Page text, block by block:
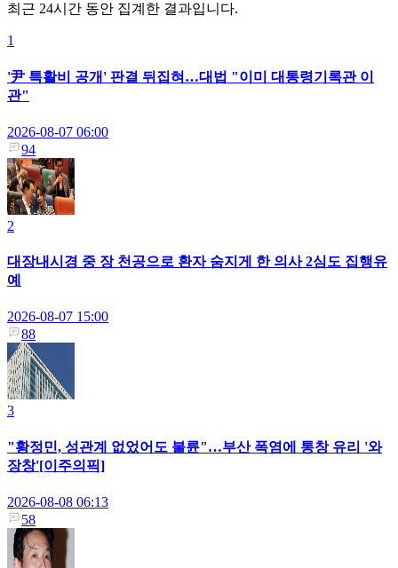
최근 24시간 동안 집계한 결과입니다.
1
'尹 특활비 공개' 판결 뒤집혀…대법 "이미 대통령기록관 이
관"
2026-08-07 06:00
94
2
대장내시경 중 장 천공으로 환자 숨지게 한 의사 2심도 집행유
예
2026-08-07 15:00
88
3
"황정민, 성관계 없었어도 불륜"…부산 폭염에 통창 유리 '와
장창'[이주의픽]
2026-08-08 06:13
58